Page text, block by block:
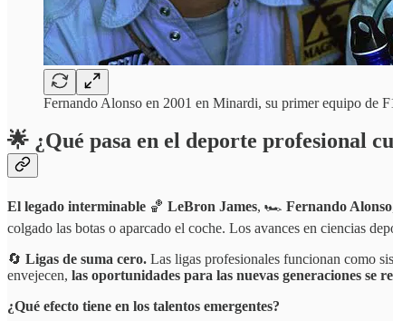
Fernando Alonso en 2001 en Minardi, su primer equipo de
🌟 ¿Qué pasa en el deporte profesional
El legado interminable 🏀 LeBron James, 🏎️ Fernando Alonso
colgado las botas o aparcado el coche. Los avances en ciencias
🔄 Ligas de suma cero. Las ligas profesionales funcionan como
envejecen, las oportunidades para las nuevas generaciones se
¿Qué efecto tiene en los talentos emergentes?